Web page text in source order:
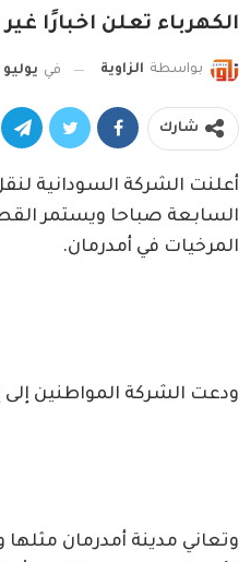
الكهرباء تعلن اخبارًا
بواسطة الزاوية في يوليو 30, 2025
شارك
أعلنت الشركة السودانية
السابعة صباحا ويستمر
المرخيات في أمدرمان.
ودعت الشركة المواطنين إلى
وتعاني مدينة أمدرمان